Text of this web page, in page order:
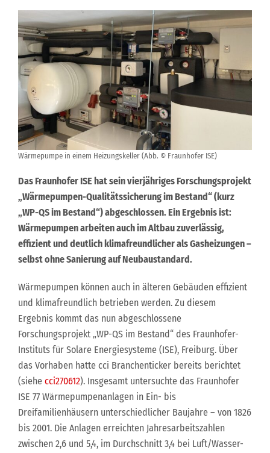
Wärmepumpe in einem Heizungskeller (Abb. © Fraunhofer ISE)
Das Fraunhofer ISE hat sein vierjähriges Forschungsprojekt
„Wärmepumpen-Qualitätssicherung im Bestand“ (kurz
„WP-QS im Bestand“) abgeschlossen. Ein Ergebnis ist:
Wärmepumpen arbeiten auch im Altbau zuverlässig,
effizient und deutlich klimafreundlicher als Gasheizungen –
selbst ohne Sanierung auf Neubaustandard.
Wärmepumpen können auch in älteren Gebäuden effizient
und klimafreundlich betrieben werden. Zu diesem
Ergebnis kommt das nun abgeschlossene
Forschungsprojekt „WP-QS im Bestand“ des Fraunhofer-
Instituts für Solare Energiesysteme (ISE), Freiburg. Über
das Vorhaben hatte cci Branchenticker bereits berichtet
(siehe cci270612). Insgesamt untersuchte das Fraunhofer
ISE 77 Wärmepumpenanlagen in Ein- bis
Dreifamilienhäusern unterschiedlicher Baujahre – von 1826
bis 2001. Die Anlagen erreichten Jahresarbeitszahlen
zwischen 2,6 und 5,4, im Durchschnitt 3,4 bei Luft/Wasser-